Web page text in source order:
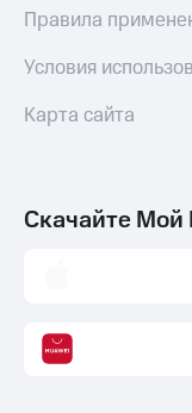
Правила
Условия
Карта сайта
Скачайте